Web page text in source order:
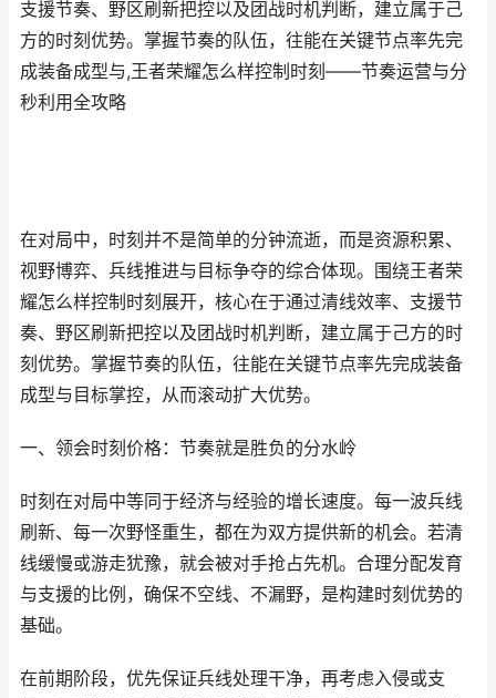
支援节奏、野区刷新把控以及团战时机判断，建立属于己
方的时刻优势。掌握节奏的队伍，往能在关键节点率先完
成装备成型与,王者荣耀怎么样控制时刻——节奏运营与分
秒利用全攻略
在对局中，时刻并不是简单的分钟流逝，而是资源积累、
视野博弈、兵线推进与目标争夺的综合体现。围绕王者荣
耀怎么样控制时刻展开，核心在于通过清线效率、支援节
奏、野区刷新把控以及团战时机判断，建立属于己方的时
刻优势。掌握节奏的队伍，往能在关键节点率先完成装备
成型与目标掌控，从而滚动扩大优势。
一、领会时刻价格：节奏就是胜负的分水岭
时刻在对局中等同于经济与经验的增长速度。每一波兵线
刷新、每一次野怪重生，都在为双方提供新的机会。若清
线缓慢或游走犹豫，就会被对手抢占先机。合理分配发育
与支援的比例，确保不空线、不漏野，是构建时刻优势的
基础。
在前期阶段，优先保证兵线处理干净，再考虑入侵或支